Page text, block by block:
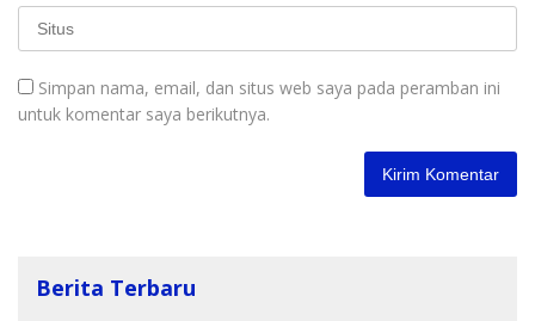
Simpan nama, email, dan situs web saya pada peramban ini
untuk komentar saya berikutnya.
Berita Terbaru